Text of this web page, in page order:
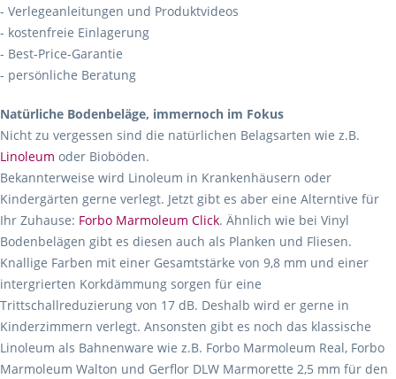
- Verlegeanleitungen und Produktvideos
- kostenfreie Einlagerung
- Best-Price-Garantie
- persönliche Beratung
Natürliche Bodenbeläge, immernoch im Fokus
Nicht zu vergessen sind die natürlichen Belagsarten wie z.B.
Linoleum oder Bioböden.
Bekannterweise wird Linoleum in Krankenhäusern oder
Kindergärten gerne verlegt. Jetzt gibt es aber eine Alterntive für
Ihr Zuhause: Forbo Marmoleum Click. Ähnlich wie bei Vinyl
Bodenbelägen gibt es diesen auch als Planken und Fliesen.
Knallige Farben mit einer Gesamtstärke von 9,8 mm und einer
intergrierten Korkdämmung sorgen für eine
Trittschallreduzierung von 17 dB. Deshalb wird er gerne in
Kinderzimmern verlegt. Ansonsten gibt es noch das klassische
Linoleum als Bahnenware wie z.B. Forbo Marmoleum Real, Forbo
Marmoleum Walton und Gerflor DLW Marmorette 2,5 mm für den